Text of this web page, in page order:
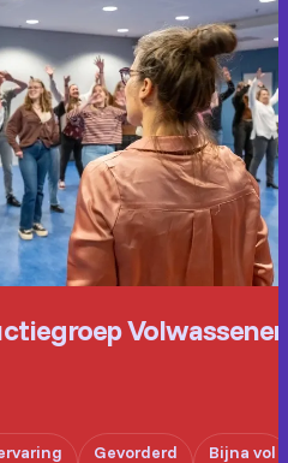
Gevorderd Bijna vol